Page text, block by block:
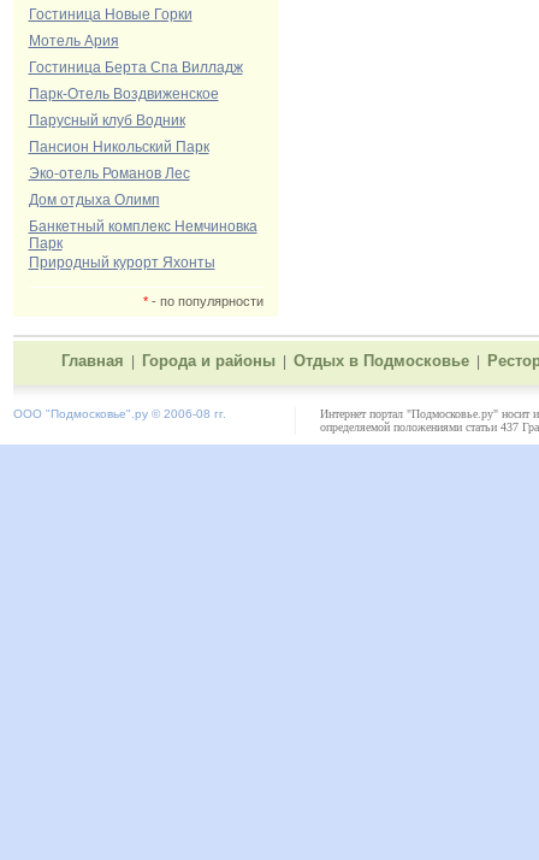
Гостиница Новые Горки
Мотель Ария
Гостиница Берта Спа Вилладж
Парк-Отель Воздвиженское
Парусный клуб Водник
Пансион Никольский Парк
Эко-отель Романов Лес
Дом отдыха Олимп
Банкетный комплекс Немчиновка
Парк
Природный курорт Яхонты
*- по популярности
Главная Города и районы Отдых в Подмосковье
ООО "Подмосковье" .ру © 2006-08 гг.
Интернет портал "Подмосковье.ру" носит
определяемой положениями статьи 437